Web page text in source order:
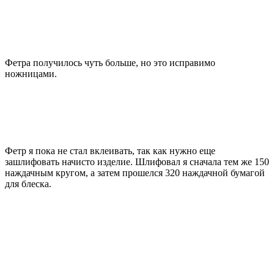
Фетра получилось чуть больше, но это исправимо
ножницами.
Фетр я пока не стал вклеивать, так как нужно еще
зашлифовать начисто изделие. Шлифовал я сначала тем же 150
наждачным кругом, а затем прошелся 320 наждачной бумагой
для блеска.